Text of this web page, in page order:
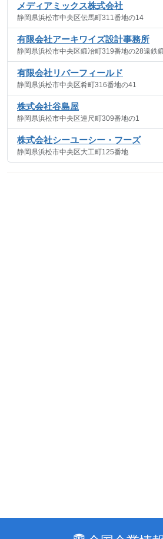
メディアミックス株式会社
静岡県浜松市中央区伝馬町311番地の14
有限会社アーキワイズ設計事務所
静岡県浜松市中央区鍛冶町319番地の28遠鉄
有限会社リバーフィールド
静岡県浜松市中央区肴町316番地の41
株式会社谷島屋
静岡県浜松市中央区連尺町309番地の1
株式会社シーユーシー・フーズ
静岡県浜松市中央区大工町125番地